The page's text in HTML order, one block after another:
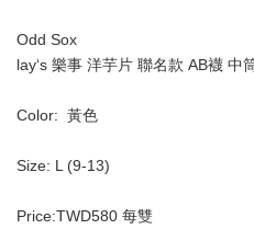
Odd Sox
lay‘s 樂事 洋芋片 聯名款 AB襪 中
Color:  黃色
Size: L (9-13)
Price:TWD580 每雙